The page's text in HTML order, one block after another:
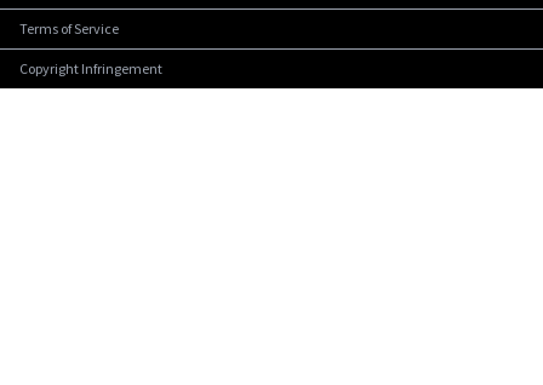
Terms of Service
Copyright Infringement